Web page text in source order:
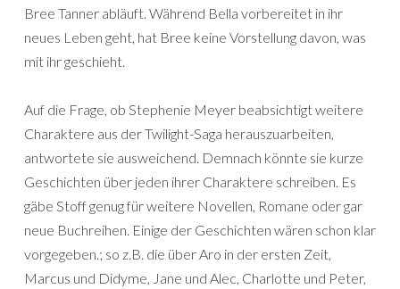
Bree Tanner abläuft. Während Bella vorbereitet in ihr
neues Leben geht, hat Bree keine Vorstellung davon, was
mit ihr geschieht.
Auf die Frage, ob Stephenie Meyer beabsichtigt weitere
Charaktere aus der Twilight-Saga herauszuarbeiten,
antwortete sie ausweichend. Demnach könnte sie kurze
Geschichten über jeden ihrer Charaktere schreiben. Es
gäbe Stoff genug für weitere Novellen, Romane oder gar
neue Buchreihen. Einige der Geschichten wären schon klar
vorgegeben.; so z.B. die über Aro in der ersten Zeit,
Marcus und Didyme, Jane und Alec, Charlotte und Peter,